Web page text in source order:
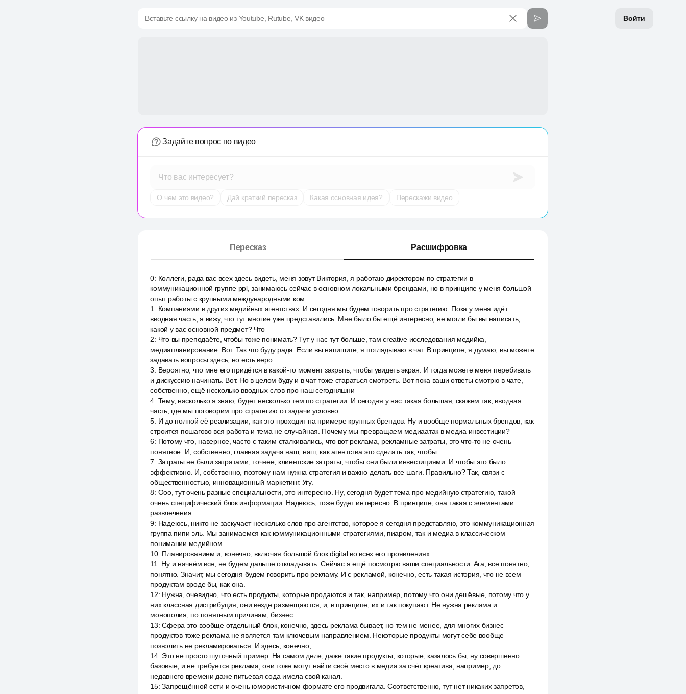
Войти
Вставьте ссылку на видео из Youtube, Rutube, VK видео
Задайте вопрос по видео
Что вас интересует?
О чем это видео? Дай краткий пересказ Какая основная идея? Перескажи видео
Пересказ Расшифровка
0: Коллеги, рада вас всех здесь видеть, меня зовут Виктория, я работаю директором по стратегии в
коммуникационной группе ppl, занимаюсь сейчас в основном локальными брендами, но в принципе у меня большой
опыт работы с крупными международными ком.
1 : Компаниями в других медийных агентствах. И сегодня мы будем говорить про стратегию. Пока у меня идёт
вводная часть, я вижу, что тут многие уже представились. Мне было бы ещё интересно, не могли бы вы написать,
какой у вас основной предмет? Что
2: Что вы преподаёте, чтобы тоже понимать? Тут у нас тут больше, там creative исследования медийка,
медиапланирование. Вот. Так что буду рада. Если вы напишите, я поглядываю в чат. В принципе, я думаю, вы можете
задавать вопросы здесь, но есть веро.
3: Вероятно, что мне его придётся в какой-то момент закрыть, чтобы увидеть экран. И тогда можете меня перебивать
и дискуссию начинать. Вот. Но в целом буду и в чат тоже стараться смотреть. Вот пока ваши ответы смотрю в чате,
собственно, ещё несколько вводных слов про наш сегодняшни
4: Тему, насколько я знаю, будет несколько тем по стратегии. И сегодня у нас такая большая, скажем так, вводная
часть, где мы поговорим про стратегию от задачи условно.
5: И до полной её реализации, как это проходит на примере крупных брендов. Ну и вообще нормальных брендов, как
строится пошагово вся работа и тема не случайная. Почему мы превращаем медиаатак в медиа инвестиции?
6: Потому что, наверное, часто с таким сталкивались, что вот реклама, рекламные затраты, это что-то не очень
понятное. И, собственно, главная задача наш, наш, как агентства это сделать так, чтобы
7: Затраты не были затратами, точнее, клиентские затраты, чтобы они были инвестициями. И чтобы это было
эффективно. И, собственно, поэтому нам нужна стратегия и важно делать все шаги. Правильно? Так, связи с
общественностью, инновационный маркетинг. Угу.
8: Ооо, тут очень разные специальности, это интересно. Ну, сегодня будет тема про медийную стратегию, такой
очень специфический блок информации. Надеюсь, тоже будет интересно. В принципе, она такая с элементами
развлечения.
9: Надеюсь, никто не заскучает несколько слов про агентство, которое я сегодня представляю, это коммуникационная
группа пипи эль. Мы занимаемся как коммуникационными стратегиями, пиаром, так и медиа в классическом
понимании медийном.
10: Планированием и, конечно, включая большой блок digital во всех его проявлениях.
11 : Ну и начнём все, не будем дальше откладывать. Сейчас я ещё посмотрю ваши специальности. Ага, все понятно,
понятно. Значит, мы сегодня будем говорить про рекламу. И с рекламой, конечно, есть такая история, что не всем
продуктам вроде бы, как она.
12: Нужна, очевидно, что есть продукты, которые продаются и так, например, потому что они дешёвые, потому что у
них классная дистрибуция, они везде размещаются, и, в принципе, их и так покупают. Не нужна реклама и
монополия, по понятным причинам, бизнес
13:Сфера это вообще отдельный блок, конечно, здесь реклама бывает, но тем не менее, для многих бизнес
продуктов тоже реклама не является там ключевым направлением. Некоторые продукты могут себе вообще
позволить не рекламироваться. И здесь, конечно,
14: Это не просто шуточный пример. На самом деле, даже такие продукты, которые, казалось бы, ну совершенно
базовые, и не требуется реклама, они тоже могут найти своё место в медиа за счёт креатива, например, до
недавнего времени даже питьевая сода имела свой канал.
15:Запрещённой сети и очень юмористичном формате его продвигала. Соответственно, тут нет никаких запретов,